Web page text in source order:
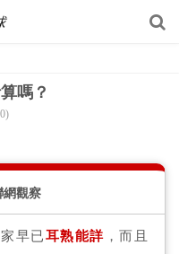
嗎？
觀察
早已耳熟能詳 ，而且